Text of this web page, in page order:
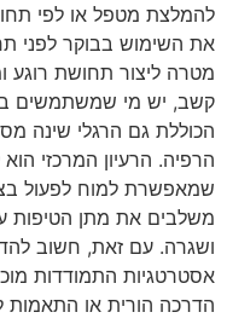
להמלצת מטפל או לפי
את השימוש בבוקר לפני
מטרה ליצור תחושת רוגע
קשב, יש מי שמשתמשים
הכוללת גם הרגלי שינה
הרפיה. הרעיון המרכזי
שמאפשרת למוח לפעול
משלבים את מתן הטיפות
ושגרה. עם זאת, חשוב
אסטרטגיות התמודדות
הדרכה הורית או התאמות